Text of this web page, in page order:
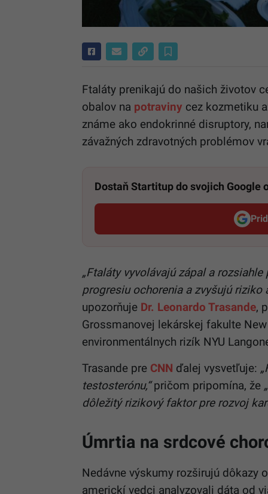
Ftaláty prenikajú do našich životov
obalov na potraviny cez kozmetiku
známe ako endokrinné disruptory,
závažných zdravotných problémov
Dostaň Startitup do svojich Google
„Ftaláty vyvolávajú zápal a
progresiu ochorenia a zvyšujú riziko
upozorňuje Dr. Leonardo Trasande,
Grossmanovej lekárskej fakulte
environmentálnych rizík NYU
Trasande pre CNN ďalej vysvetľuje:
testosterónu,“pričom pripomína, že
dôležitý rizikový faktor pre rozvoj
Úmrtia na srdcové
Nedávne výskumy rozširujú
americkí vedci analyzovali dáta od